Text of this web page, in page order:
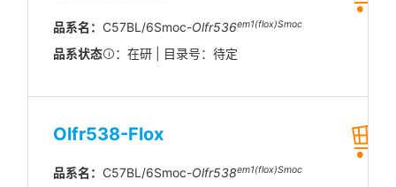
品系名： C57BL/6Smoc-Olfr536em1(flox)Smoc
品系状态 ：在研 | 目录号：待定
Olfr538-Flox
品系名： C57BL/6Smoc-Olfr538em1(flox)Smoc